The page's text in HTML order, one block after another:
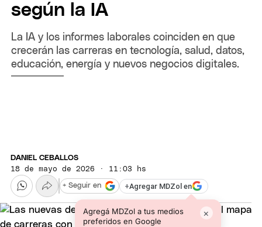
según la IA
La IA y los informes laborales coinciden en que
crecerán las carreras en tecnología, salud, datos,
educación, energía y nuevos negocios digitales.
DANIEL CEBALLOS
18 de mayo de 2026 · 11:03 hs
+Agregar MDZol en
Agregá MDZol a tus medios
preferidos en Google
×
+ Seguir en